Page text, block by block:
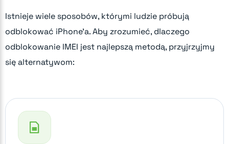
Istnieje wiele sposobów, którymi ludzie próbują
odblokować iPhone'a. Aby zrozumieć, dlaczego
odblokowanie IMEI jest najlepszą metodą, przyjrzyjmy
się alternatywom: